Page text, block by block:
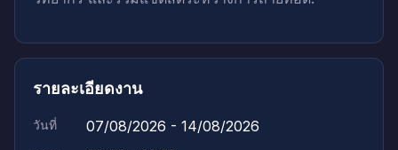
รายละเอียดงาน
วันที่ 07/08/2026 - 14/08/2026